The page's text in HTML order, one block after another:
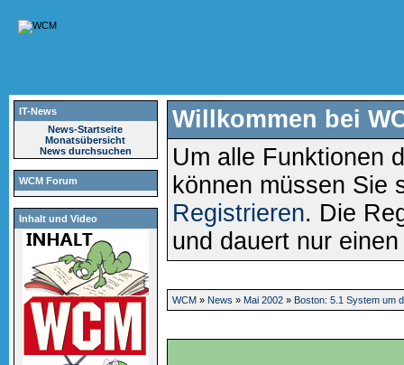
IT-News
News-Startseite
Monatsübersicht
News durchsuchen
WCM Forum
Inhalt und Video
Willkommen bei
Um alle Funktionen
können müssen Sie
Registrieren. Die
und dauert nur
WCM» News » Mai 2002» Boston: 5.1 System um